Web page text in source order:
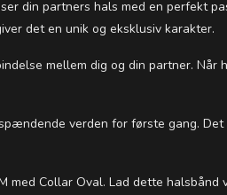
din partners hals med en perfekt
det en unik og eksklusiv karakter.
mellem dig og din partner. Når
verden for første gang.
Collar Oval. Lad dette